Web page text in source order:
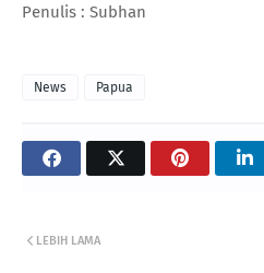
Penulis : Subhan
News Papua
LEBIH LAMA